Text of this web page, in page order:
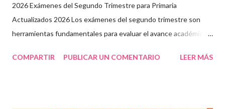
2026 Exámenes del Segundo Trimestre para Primaria
Actualizados 2026 Los exámenes del segundo trimestre son
herramientas fundamentales para evaluar el avance académico
descargable en PDF, diseñado para docentes que buscan
COMPARTIR PUBLICAR UN COMENTARIO LEER MÁS